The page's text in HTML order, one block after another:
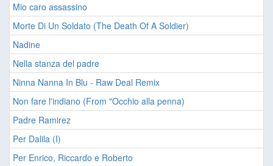
Mio caro assassino
Morte Di Un Soldato (The Death Of A Soldier)
Nadine
Nella stanza del padre
Ninna Nanna In Blu - Raw Deal Remix
Non fare l'indiano (From "Occhio alla penna)
Padre Ramirez
Per Dalila (I)
Per Enrico, Riccardo e Roberto